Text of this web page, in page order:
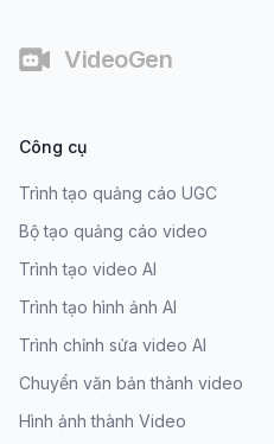
VideoGen
Công cụ
Trình tạo quảng cáo UGC
Bộ tạo quảng cáo video
Trình tạo video AI
Trình tạo hình ảnh AI
Trình chỉnh sửa video AI
Chuyển văn bản thành video
Hình ảnh thành Video